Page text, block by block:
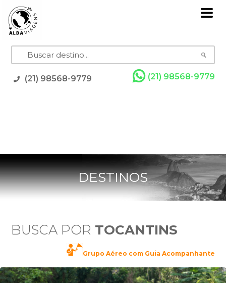
(21) 98568-9779 (21) 98568-9779
DESTINOS
BUSCA POR TOCANTINS
Grupo Aéreo com Guia Acompanhante